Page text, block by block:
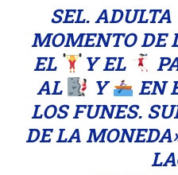
SEL. ADULTA
MOMENTO DE
EL
Y EL
AL
Y
EN
LOS FUNES.
DE LA